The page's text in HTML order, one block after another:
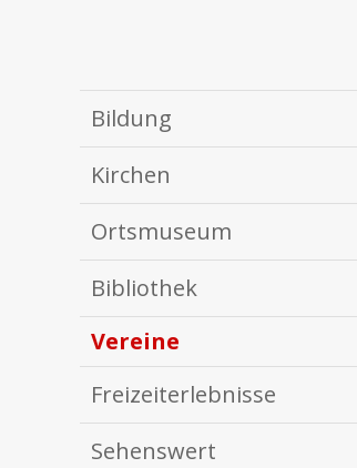
Bildung
Kirchen
Ortsmuseum
Bibliothek
Vereine
Freizeiterlebnisse
Sehenswert